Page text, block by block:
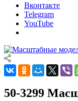
Вконтакте
Telegram
YouTube
50-3299